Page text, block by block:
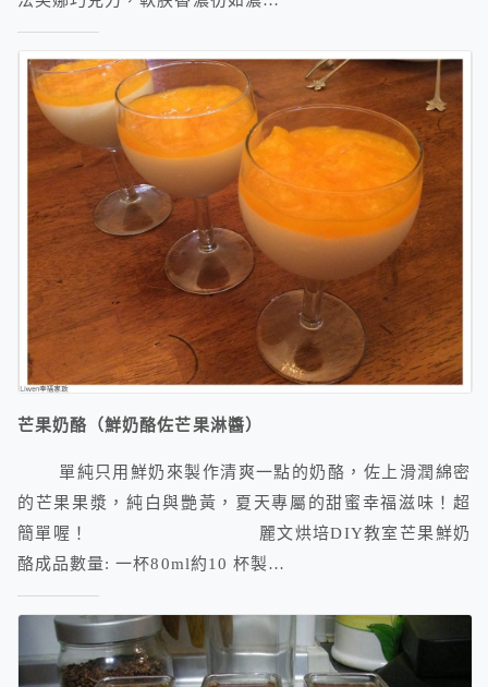
芒果奶酪（鮮奶酪佐芒果淋醬）
單純只用鮮奶來製作清爽一點的奶酪，佐上滑潤綿密
的芒果果漿，純白與艷黃，夏天專屬的甜蜜幸福滋味！超
簡單喔！ 麗文烘培DIY教室芒果鮮奶
酪成品數量: 一杯80ml約10 杯製…